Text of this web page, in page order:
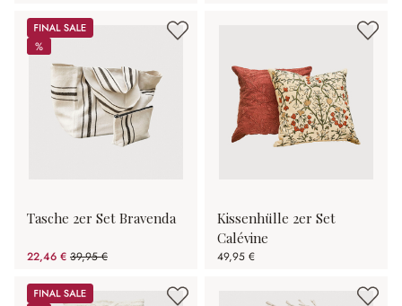
Sale
%
%
Tasche 2er Set Bravenda
22,46 € 39,95 €
(43.78% gespart)
Kissenhülle 2er Set
Calévine
49,95 €
Sale